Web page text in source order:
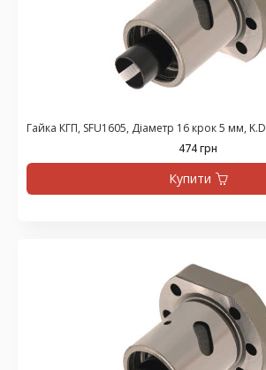
Гайка КГП, SFU1605, Діаметр 16 крок 5 мм, K.D
474 грн
Купити